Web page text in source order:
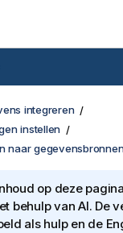
integreren
instellen
naar
op deze
behulp van AI. De
als hulp en de